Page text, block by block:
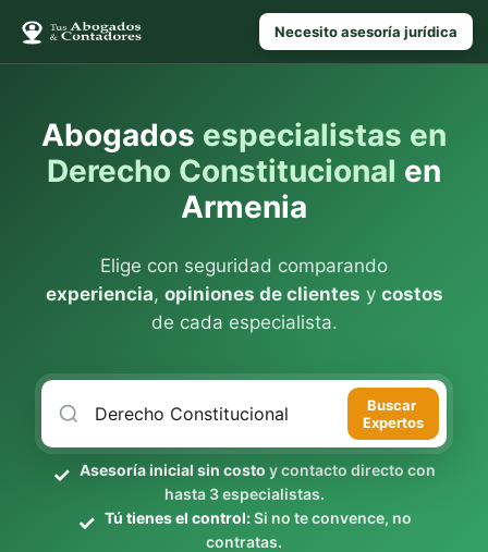
Necesito asesoría jurídica
Abogados especialistas en
Derecho Constitucional en
Armenia
Elige con seguridad comparando
experiencia, opiniones de clientes y costos
de cada especialista.
Buscar
Expertos
Asesoría inicial sin costo y contacto directo con
hasta 3 especialistas.
Tú tienes el control:Si no te convence, no
contratas.